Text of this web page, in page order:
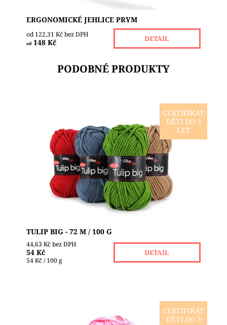
ERGONOMICKÉ JEHLICE PRYM
od 122,31 Kč bez DPH
od148 Kč DETAIL
PODOBNÉ PRODUKTY
CERTIFIKÁT
DĚTI DO 3
LET
Jemná akrylová příze s antipillingovou úpravou (
je možné prát v pračce a příze nebude žmolkovatět
). Díky této úpravě má příze slabý lesk a...
Dostupnost:
Skladem 3
VLNA-HEP
TULIP BIG - 72 M / 100 G
44,63 Kč bez DPH
54 Kč
54 Kč / 100 g
DETAIL
CERTIFIKÁT
DĚTI DO 3